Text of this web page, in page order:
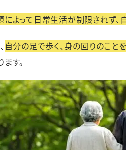
よって日常生活が制限されず、
自分の足で歩く、身の回りのこ
す。